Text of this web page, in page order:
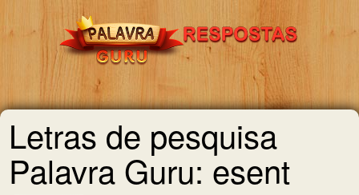
Letras de pesquisa
Palavra Guru: esent